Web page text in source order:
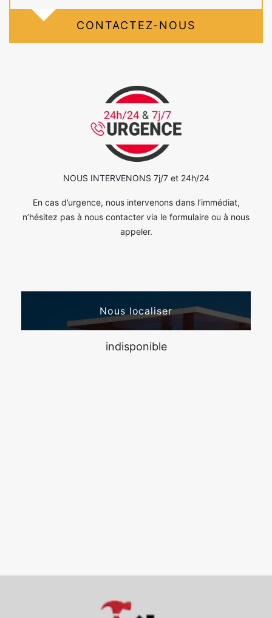
CONTACTEZ-NOUS
NOUS INTERVENONS 7j/7 et 24h/24
En cas d’urgence, nous intervenons dans l’immédiat,
n’hésitez pas à nous contacter via le formulaire ou à nous
appeler.
Nous localiser
indisponible